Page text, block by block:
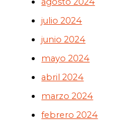
julio 2024
junio 2024
mayo 2024
abril 2024
marzo 2024
febrero 2024